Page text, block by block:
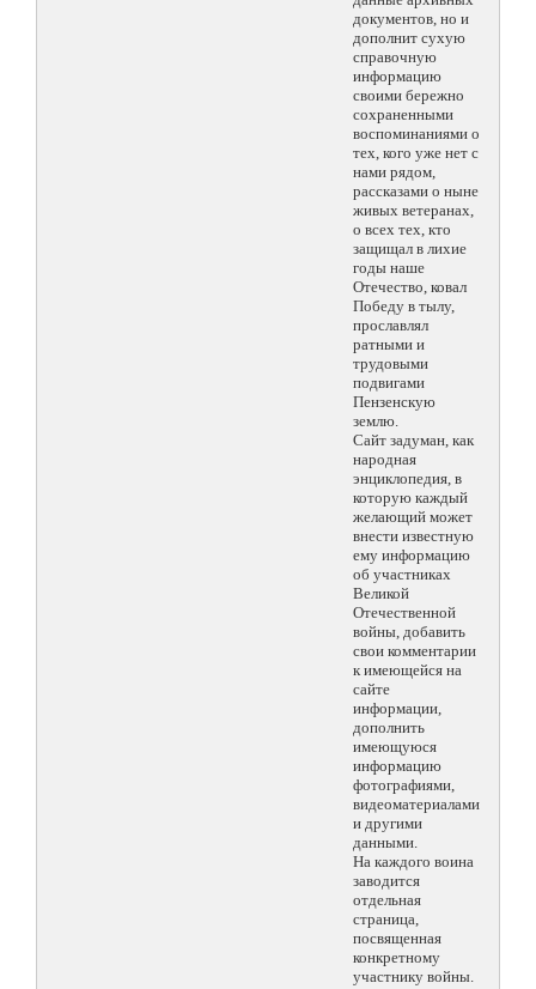
документов, но и
дополнит сухую
справочную
информацию
своими бережно
сохраненными
воспоминаниями о
тех, кого уже нет с
нами рядом,
рассказами о ныне
живых ветеранах,
о всех тех, кто
защищал в лихие
годы наше
Отечество, ковал
Победу в тылу,
прославлял
ратными и
трудовыми
подвигами
Пензенскую
землю.
Сайт задуман, как
народная
энциклопедия, в
которую каждый
желающий может
внести известную
ему информацию
об участниках
Великой
Отечественной
войны, добавить
свои комментарии
к имеющейся на
сайте
информации,
дополнить
имеющуюся
информацию
фотографиями,
видеоматериалами
и другими
данными.
На каждого воина
заводится
отдельная
страница,
посвященная
конкретному
участнику войны.